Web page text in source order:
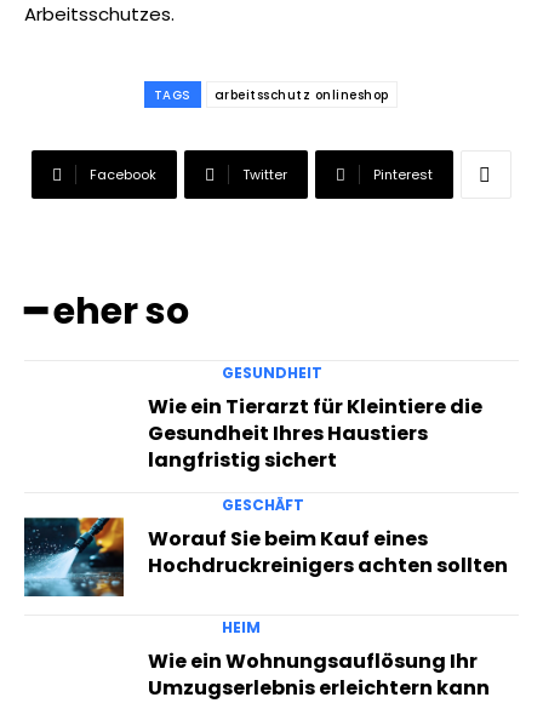
Arbeitsschutzes.
TAGS arbeitsschutz onlineshop
Facebook Twitter Pinterest
━ eher so
GESUNDHEIT
Wie ein Tierarzt für Kleintiere die
Gesundheit Ihres Haustiers
langfristig sichert
GESCHÄFT
Worauf Sie beim Kauf eines
Hochdruckreinigers achten sollten
HEIM
Wie ein Wohnungsauflösung Ihr
Umzugserlebnis erleichtern kann